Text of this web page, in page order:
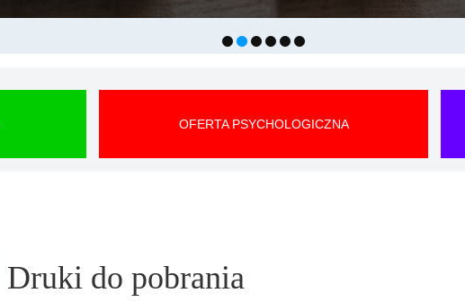
OFERTA PSYCHOLOGICZNA
Druki do pobrania